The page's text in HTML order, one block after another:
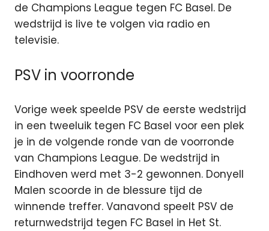
de Champions League tegen FC Basel. De
wedstrijd is live te volgen via radio en
televisie.
PSV in voorronde
Vorige week speelde PSV de eerste wedstrijd
in een tweeluik tegen FC Basel voor een plek
je in de volgende ronde van de voorronde
van Champions League. De wedstrijd in
Eindhoven werd met 3-2 gewonnen. Donyell
Malen scoorde in de blessure tijd de
winnende treffer. Vanavond speelt PSV de
returnwedstrijd tegen FC Basel in Het St.